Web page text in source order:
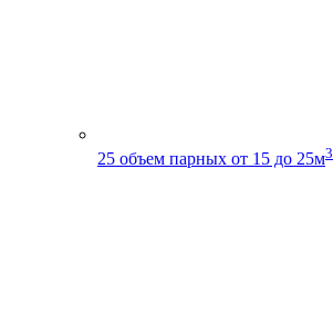
25 объем парных от 15 до 25м3